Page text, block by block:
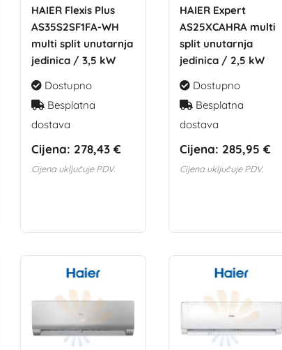
HAIER Flexis Plus
AS35S2SF1FA-WH
multi split unutarnja
jedinica / 3,5 kW
Dostupno
Besplatna
dostava
Cijena: 278,43 €
Cijena uključuje PDV.
HAIER Expert
AS25XCAHRA multi
split unutarnja
jedinica / 2,5 kW
Dostupno
Besplatna
dostava
Cijena: 285,95 €
Cijena uključuje PDV.